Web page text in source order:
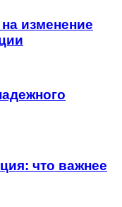
изменение
что важнее